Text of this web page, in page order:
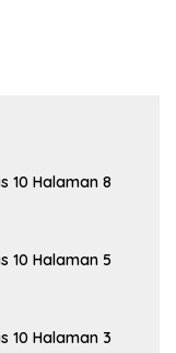
10 Halaman 8
10 Halaman 5
10 Halaman 3